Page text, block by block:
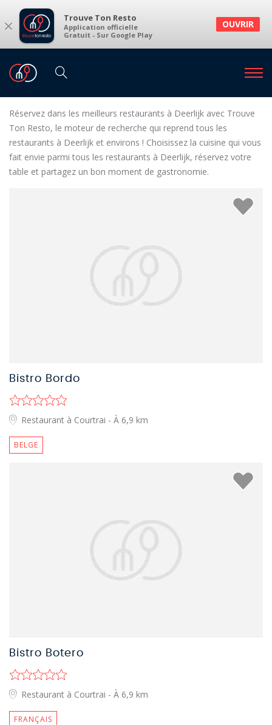
× Trouve Ton Resto
Application officielle
Gratuit - Sur Google Play
OUVRIR
Restaurants
Restaurants à Deerlijk et environs
Réservez dans les meilleurs restaurants à Deerlijk avec Trouve
Ton Resto, le moteur de recherche qui reprend tous les
restaurants à Deerlijk et environs ! Choisissez la cuisine qui vous
fait envie parmi tous les restaurants à Deerlijk, réservez votre
table et partagez un bon moment de gastronomie.
Bistro Bordo
Restaurant à Courtrai - À 6,9 km
BELGE
Bistro Botero
Restaurant à Courtrai - À 6,9 km
FRANÇAIS